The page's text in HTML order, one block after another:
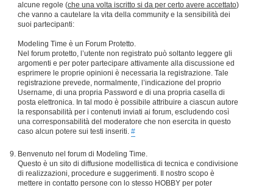
alcune regole (che una volta iscritto si da per certo avere accettato)
che vanno a cautelare la vita della community e la sensibilità dei
suoi partecipanti:
Modeling Time è un Forum Protetto.
Nel forum protetto, l’utente non registrato può soltanto leggere gli
argomenti e per poter partecipare attivamente alla discussione ed
esprimere le proprie opinioni è necessaria la registrazione. Tale
registrazione prevede, normalmente, l’indicazione del proprio
Username, di una propria Password e di una propria casella di
posta elettronica. In tal modo è possibile attribuire a ciascun autore
la responsabilità per i contenuti inviati ai forum, escludendo così
una corresponsabilità del moderatore che non esercita in questo
caso alcun potere sui testi inseriti. #
Benvenuto nel forum di Modeling Time.
Questo è un sito di diffusione modellistica di tecnica e condivisione
di realizzazioni, procedure e suggerimenti. Il nostro scopo è
mettere in contatto persone con lo stesso HOBBY per poter